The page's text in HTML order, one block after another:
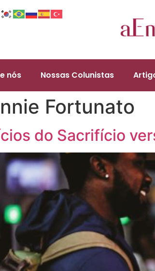
nós Nossas Colunistas
Fortunato
do Sacrifício